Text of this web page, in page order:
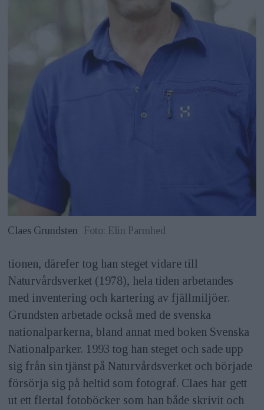
Claes Grundsten Foto: Elin Parmhed
tionen, därefer tog han steget vidare till
Naturvårdsverket (1978), hela tiden arbetandes
med inventering och kartering av fjällmiljöer.
Grundsten arbetade också med de svenska
nationalparkerna, bland annat med boken Svenska
Nationalparker. 1993 tog han steget och sade upp
sig från sin tjänst på Naturvårdsverket och började
försörja sig på heltid som fotograf. Claes har gett
ut ett flertal fotoböcker som han både skrivit och